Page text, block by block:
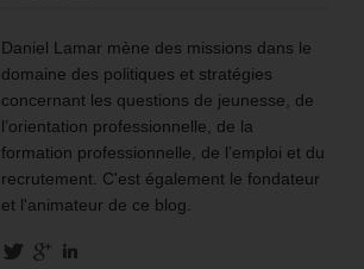
Daniel Lamar mène des missions dans le
domaine des politiques et stratégies
concernant les questions de jeunesse, de
l’orientation professionnelle, de la
formation professionnelle, de l’emploi et du
recrutement. C'est également le fondateur
et l'animateur de ce blog.